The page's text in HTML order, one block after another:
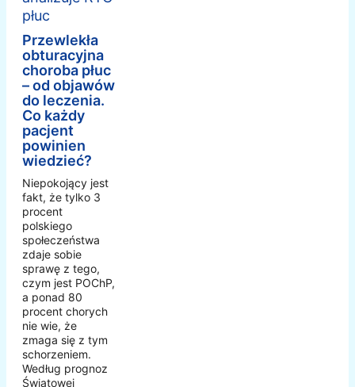
Przewlekła
obturacyjna
choroba płuc
– od objawów
do leczenia.
Co każdy
pacjent
powinien
wiedzieć?
Niepokojący jest
fakt, że tylko 3
procent
polskiego
społeczeństwa
zdaje sobie
sprawę z tego,
czym jest POChP,
a ponad 80
procent chorych
nie wie, że
zmaga się z tym
schorzeniem.
Według prognoz
Światowej